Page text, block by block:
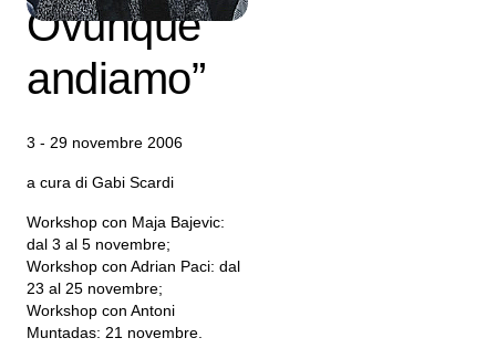
Ovunque
andiamo”
3 - 29 novembre 2006
a cura di Gabi Scardi
Workshop con Maja Bajevic:
dal 3 al 5 novembre;
Workshop con Adrian Paci: dal
23 al 25 novembre;
Workshop con Antoni
Muntadas: 21 novembre.